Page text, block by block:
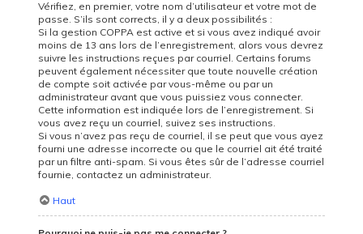
Vérifiez, en premier, votre nom d’utilisateur et votre mot de
passe. S’ils sont corrects, il y a deux possibilités :
Si la gestion COPPA est active et si vous avez indiqué avoir
moins de 13 ans lors de l’enregistrement, alors vous devrez
suivre les instructions reçues par courriel. Certains forums
peuvent également nécessiter que toute nouvelle création
de compte soit activée par vous-même ou par un
administrateur avant que vous puissiez vous connecter.
Cette information est indiquée lors de l’enregistrement. Si
vous avez reçu un courriel, suivez ses instructions.
Si vous n’avez pas reçu de courriel, il se peut que vous ayez
fourni une adresse incorrecte ou que le courriel ait été traité
par un filtre anti-spam. Si vous êtes sûr de l’adresse courriel
fournie, contactez un administrateur.
Haut